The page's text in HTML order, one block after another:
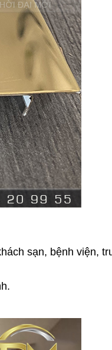
sạn, bệnh viện,